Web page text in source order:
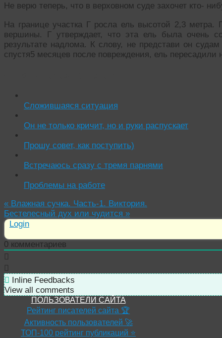
Не верю теперь, что в верховном суде захочет кто-
На границе участка Г росла ель высотой 2,3
вершины. Г утверждает, что эта ель была очень
результате надлома. К слову, не представи он
спустя5 месяцев после повреждения, ель пересадили
Сложившаяся ситуация
Он не только кричит, но и руки распускает
Прошу совет, как поступить)
Встречаюсь сразу с тремя парнями
Проблемы на работе
« Влажная сучка. Часть-1. Виктория.
Бестелесный дух или чудится »
Login
0 комментариев
Inline Feedbacks
View all comments
ПОЛЬЗОВАТЕЛИ САЙТА
Рейтинг писателей сайта 🏆
Активность пользователей 🚀
ТОП-100 рейтинг публикаций ⭐